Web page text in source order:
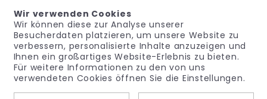
Impressum Datenschutz
Widerrufsrecht
Wir verwenden Cookies
Wir können diese zur Analyse unserer
Besucherdaten platzieren, um unsere Website zu
verbessern, personalisierte Inhalte anzuzeigen und
Ihnen ein großartiges Website-Erlebnis zu bieten.
Für weitere Informationen zu den von uns
verwendeten Cookies öffnen Sie die Einstellungen.